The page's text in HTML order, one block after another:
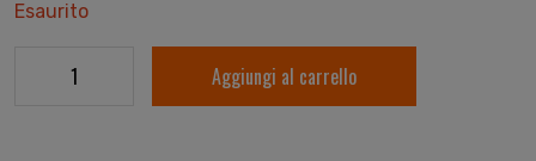
Esaurito
Aggiungi al carrello